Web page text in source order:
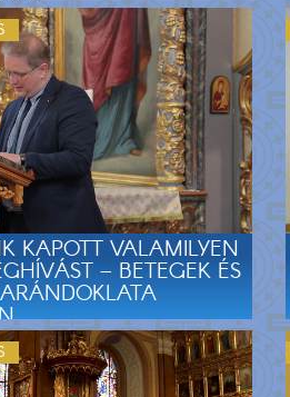
KAPOTT VALAMILYEN
– BETEGEK ÉS